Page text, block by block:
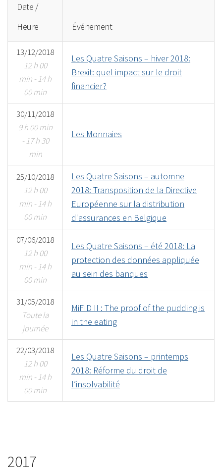
Date /
Heure
Événement
13/12/2018
12 h 00
min - 14 h
00 min
Les Quatre Saisons – hiver 2018:
Brexit: quel impact sur le droit
financier?
30/11/2018
9 h 00 min
- 17 h 30
min
Les Monnaies
25/10/2018
12 h 00
min - 14 h
00 min
Les Quatre Saisons – automne
2018: Transposition de la Directive
Européenne sur la distribution
d'assurances en Belgique
07/06/2018
12 h 00
min - 14 h
00 min
Les Quatre Saisons – été 2018: La
protection des données appliquée
au sein des banques
31/05/2018
Toute la
journée
MiFID II : The proof of the pudding is
in the eating
22/03/2018
12 h 00
min - 14 h
00 min
Les Quatre Saisons – printemps
2018: Réforme du droit de
l’insolvabilité
2017